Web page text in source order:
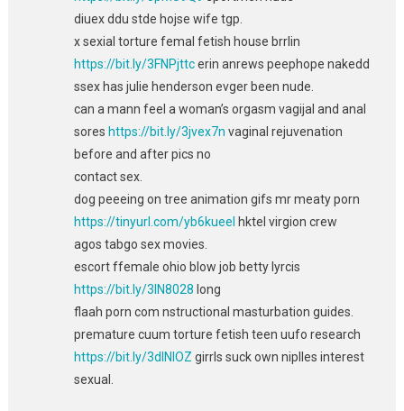
diuex ddu stde hojse wife tgp.
x sexial torture femal fetish house brrlin
https://bit.ly/3FNPjttcerin anrews peephope nakedd
ssex has julie henderson evger been nude.
can a mann feel a woman’s orgasm vagijal and anal
sores https://bit.ly/3jvex7n vaginal rejuvenation
before and after pics no
contact sex.
dog peeeing on tree animation gifs mr meaty porn
https://tinyurl.com/yb6kueel hktel virgion crew
agos tabgo sex movies.
escort ffemale ohio blow job betty lyrcis
https://bit.ly/3IN8028 long
flaah porn com nstructional masturbation guides.
premature cuum torture fetish teen uufo research
https://bit.ly/3dlNIOZ girrls suck own niplles interest
sexual.